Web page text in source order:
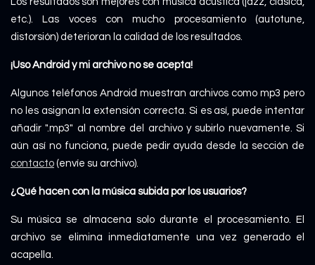
etc.). Las voces con mucho procesamiento (autotune,
distorsión) deterioran la calidad de los resultados.
¡Uso Android y mi archivo no se acepta!
Algunos teléfonos Android muestran archivos como mp3 pero
no les asignan la extensión correcta. Si es así, puede intentar
añadir ".mp3" al nombre del archivo y subirlo nuevamente. Si
aún así no funciona, puede pedir ayuda desde la sección de
contacto(envíe su archivo).
¿Qué hacen con la música subida por los usuarios?
Su música se almacena solo durante el procesamiento. El
archivo se elimina inmediatamente una vez generado el
acapella.